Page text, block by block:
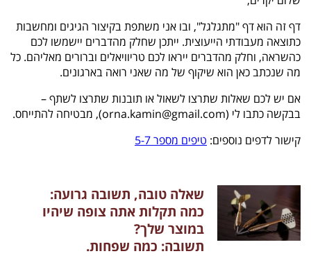
דף זה הוא דף "מתגלגל", ובו אני משתפת בקיצור הגיגים ומחשבות
כתוצאה מעבודתי הייעוצית. ייתכן שחלק מהדברים יישמשו לכם
כהשראה, וחלק מהדברים ייראו לכם טריוויאלים וברורים מאליהם. כל
מה שנכתב כאן הוא שיקוף של מה שאני רואה בארגונים.
אם יש לכם שאלות שתרצו לשאול או תובנות שתרצו לשתף –
בבקשה כתבו לי (orna.kamin@gmail.com), מבטיחה להתייחס.
קישור לדפים נוספים: טיפים מספר 5-7
שאלה טובה, תשובה גרועה:
כמה תקלות אתה צופה שיהיו
במוצר שלך?
תשובה: כמה שפחות.